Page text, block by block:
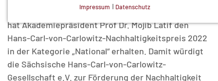
Für sein Engagement als Klima- und Ozeanforscher
hat Akademiepräsident Prof Dr. Mojib Latif den
Hans-Carl-von-Carlowitz-Nachhaltigkeitspreis 2022
in der Kategorie „National“ erhalten. Damit würdigt
die Sächsische Hans-Carl-von-Carlowitz-
Gesellschaft e.V. zur Förderung der Nachhaltigkeit
Technisch notwendig.
Impressum | Datenschutz